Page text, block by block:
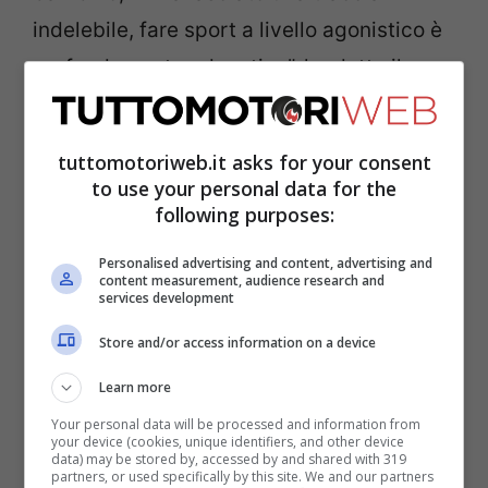
indelebile, fare sport a livello agonistico è
profondamente educativo”, ha detto il
premier, che poi si è rivolto proprio ai due
bisogna apprezzare le vittorie quando
arrivano. I tifosi le ricordano tutte.
successi sono merito del vostro
incredibile talento, ma anche del sistema
sportivo di cui fate parte
quartiere alle piscine olimpioniche. Una
parte importante di ogni vittoria è la
gestione del successo. Lo sanno bene
Federica Pellegrini e Valentino Rossi, che
tuttomotoriweb.it asks for your consent
to use your personal data for the
following purposes:
Personalised advertising and content, advertising and
content measurement, audience research and
services development
Store and/or access information on a device
Learn more
Your personal data will be processed and information from
your device (cookies, unique identifiers, and other device
data) may be stored by, accessed by and shared with 319
partners, or used specifically by this site. We and our partners